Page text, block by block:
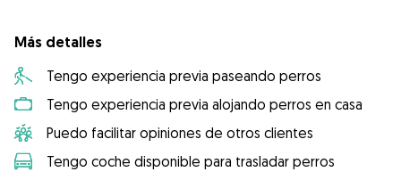
Más detalles
Tengo experiencia previa paseando perros
Tengo experiencia previa alojando perros en casa
Puedo facilitar opiniones de otros clientes
Tengo coche disponible para trasladar perros